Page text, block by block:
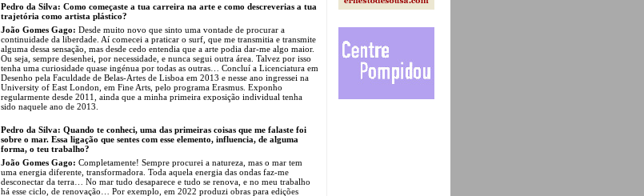
Pedro da Silva: Como começaste a tua carreira na arte e como descreverias a tua
trajetória como artista plástico?
João Gomes Gago: Desde muito novo que sinto uma vontade de procurar a
continuidade da liberdade. Aí comecei a praticar o surf, que me transmitia e transmite
alguma dessa sensação, mas desde cedo entendia que a arte podia dar-me algo maior.
Ou seja, sempre desenhei, por necessidade, e nunca segui outra área. Talvez por isso
tenha uma curiosidade quase ingénua por todas as outras… Concluí a Licenciatura em
Desenho pela Faculdade de Belas-Artes de Lisboa em 2013 e nesse ano ingressei na
University of East London, em Fine Arts, pelo programa Erasmus. Exponho
regularmente desde 2011, ainda que a minha primeira exposição individual tenha
sido naquele ano de 2013.
Pedro da Silva: Quando te conheci, uma das primeiras coisas que me falaste foi
sobre o mar. Essa ligação que sentes com esse elemento, influencia, de alguma
forma, o teu trabalho?
João Gomes Gago: Completamente! Sempre procurei a natureza, mas o mar tem
uma energia diferente, transformadora. Toda aquela energia das ondas faz-me
desconectar da terra… No mar tudo desaparece e tudo se renova, e no meu trabalho
há esse ciclo, de renovação… Por exemplo, em 2022 produzi obras para edições